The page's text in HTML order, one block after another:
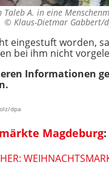
A. in eine
© Klaus-Dietmar Gabbert/
eingestuft worden,
bei ihm nicht
Informationen
dpa
Magdeburg: